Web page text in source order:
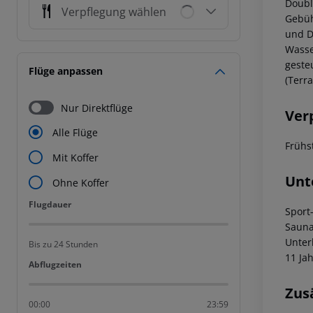
Verpflegung wählen
Flüge anpassen
Nur Direktflüge
Alle Flüge
Mit Koffer
Ohne Koffer
Flugdauer
Flugdauer
Bis zu 24 Stunden
Abflugzeiten
Abflugzeiten
00:00 23:59
und
11